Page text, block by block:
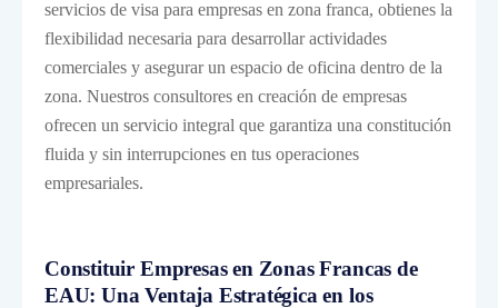
servicios de visa para empresas en zona franca, obtienes la
flexibilidad necesaria para desarrollar actividades
comerciales y asegurar un espacio de oficina dentro de la
zona. Nuestros consultores en creación de empresas
ofrecen un servicio integral que garantiza una constitución
fluida y sin interrupciones en tus operaciones
empresariales.
Constituir Empresas en Zonas Francas de
EAU: Una Ventaja Estratégica en los